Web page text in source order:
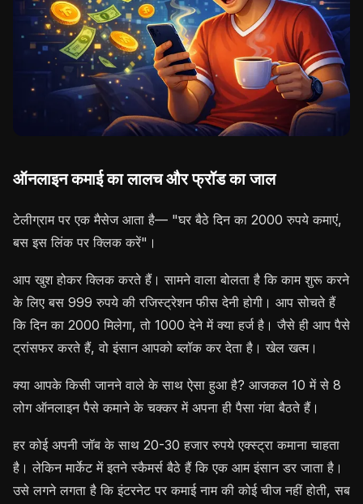
ऑनलाइन कमाई का लालच और फ्रॉड का जाल
टेलीग्राम पर एक मैसेज आता है— "घर बैठे दिन का 2000 रुपये कमाएं,
बस इस लिंक पर क्लिक करें"।
आप खुश होकर क्लिक करते हैं। सामने वाला बोलता है कि काम शुरू करने
के लिए बस 999 रुपये की रजिस्ट्रेशन फीस देनी होगी। आप सोचते हैं
कि दिन का 2000 मिलेगा, तो 1000 देने में क्या हर्ज है। जैसे ही आप पैसे
ट्रांसफर करते हैं, वो इंसान आपको ब्लॉक कर देता है। खेल खत्म।
क्या आपके किसी जानने वाले के साथ ऐसा हुआ है? आजकल 10 में से 8
लोग ऑनलाइन पैसे कमाने के चक्कर में अपना ही पैसा गंवा बैठते हैं।
हर कोई अपनी जॉब के साथ 20-30 हजार रुपये एक्स्ट्रा कमाना चाहता
है। लेकिन मार्केट में इतने स्कैमर्स बैठे हैं कि एक आम इंसान डर जाता है।
उसे लगने लगता है कि इंटरनेट पर कमाई नाम की कोई चीज नहीं होती, सब